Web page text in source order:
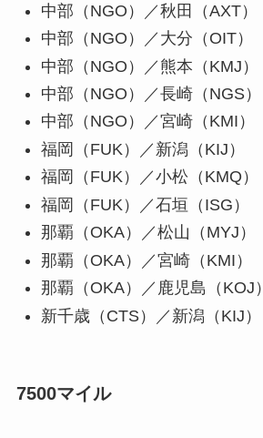
中部（NGO）／秋田（AXT）
中部（NGO）／大分（OIT）
中部（NGO）／熊本（KMJ）
中部（NGO）／長崎（NGS）
中部（NGO）／宮崎（KMI）
福岡（FUK）／新潟（KIJ）
福岡（FUK）／小松（KMQ）
福岡（FUK）／石垣（ISG）
那覇（OKA）／松山（MYJ）
那覇（OKA）／宮崎（KMI）
那覇（OKA）／鹿児島（KOJ）
新千歳（CTS）／新潟（KIJ）
7500マイル